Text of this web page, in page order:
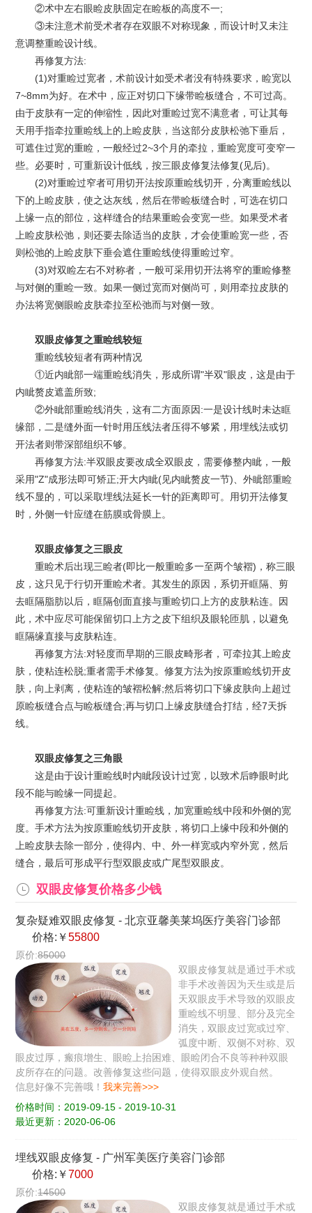
②术中左右眼睑皮肤固定在睑板的高度不一;
③未注意术前受术者存在双眼不对称现象，而设计时又未注
意调整重睑设计线。
再修复方法:
(1)对重睑过宽者，术前设计如受术者没有特殊要求，睑宽以
7~8mm为好。在术中，应正对切口下缘带睑板缝合，不可过高。
由于皮肤有一定的伸缩性，因此对重睑过宽不满意者，可让其每
天用手指牵拉重睑线上的上睑皮肤，当这部分皮肤松弛下垂后，
可遮住过宽的重睑，一般经过2~3个月的牵拉，重睑宽度可变窄一
些。必要时，可重新设计低线，按三眼皮修复法修复(见后)。
(2)对重睑过窄者可用切开法按原重睑线切开，分离重睑线以
下的上睑皮肤，使之达灰线，然后在带睑板缝合时，可选在切口
上缘一点的部位，这样缝合的结果重睑会变宽一些。如果受术者
上睑皮肤松弛，则还要去除适当的皮肤，才会使重睑宽一些，否
则松弛的上睑皮肤下垂会遮住重睑线使得重睑过窄。
(3)对双睑左右不对称者，一般可采用切开法将窄的重睑修整
与对侧的重睑一致。如果一侧过宽而对侧尚可，则用牵拉皮肤的
办法将宽侧眼睑皮肤牵拉至松弛而与对侧一致。
双眼皮修复之重睑线较短
重睑线较短者有两种情况
①近内眦部一端重睑线消失，形成所谓"半双"眼皮，这是由于
内眦赘皮遮盖所致;
②外眦部重睑线消失，这有二方面原因:一是设计线时未达眶
缘部，二是缝外面一针时用压线法者压得不够紧，用埋线法或切
开法者则带深部组织不够。
再修复方法:半双眼皮要改成全双眼皮，需要修整内眦，一般
采用"Z"成形法即可矫正;开大内眦(见内眦赘皮一节)、外眦部重睑
线不显的，可以采取埋线法延长一针的距离即可。用切开法修复
时，外侧一针应缝在筋膜或骨膜上。
双眼皮修复之三眼皮
重睑术后出现三睑者(即比一般重睑多一至两个皱褶)，称三眼
皮，这只见于行切开重睑术者。其发生的原因，系切开眶隔、剪
去眶隔脂肪以后，眶隔创面直接与重睑切口上方的皮肤粘连。因
此，术中应尽可能保留切口上方之皮下组织及眼轮匝肌，以避免
眶隔缘直接与皮肤粘连。
再修复方法:对轻度而早期的三眼皮畸形者，可牵拉其上睑皮
肤，使粘连松脱;重者需手术修复。修复方法为按原重睑线切开皮
肤，向上剥离，使粘连的皱褶松解;然后将切口下缘皮肤向上超过
原睑板缝合点与睑板缝合;再与切口上缘皮肤缝合打结，经7天拆
线。
双眼皮修复之三角眼
这是由于设计重睑线时内眦段设计过宽，以致术后睁眼时此
段不能与睑缘一同提起。
再修复方法:可重新设计重睑线，加宽重睑线中段和外侧的宽
度。手术方法为按原重睑线切开皮肤，将切口上缘中段和外侧的
上睑皮肤去除一部分，使得内、中、外一样宽或内窄外宽，然后
缝合，最后可形成平行型双眼皮或广尾型双眼皮。
双眼皮修复价格多少钱
复杂疑难双眼皮修复 -北京亚馨美莱坞医疗美容门诊部
价格:￥55800
原价:85000
双眼皮修复就是通过手术或
非手术改善因为天生或是后
天双眼皮手术导致的双眼皮
重睑线不明显、部分及完全
消失，双眼皮过宽或过窄、
弧度中断、双侧不对称、双
眼皮过厚，瘢痕增生、眼睑上抬困难、眼睑闭合不良等种种双眼
皮所存在的问题。改善修复这些问题，使得双眼皮外观自然。
信息好像不完善哦！我来完善>>>
价格时间：2019-09-15 - 2019-10-31
最近更新：2020-06-06
埋线双眼皮修复 - 广州军美医疗美容门诊部
价格:￥7000
原价:14500
双眼皮修复就是通过手术或